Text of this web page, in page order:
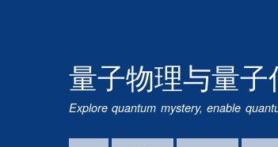
量子物理与量
Explore quantum mystery, enable